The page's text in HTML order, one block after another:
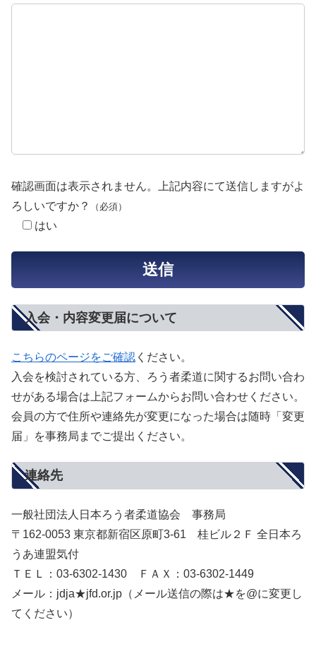
確認画面は表示されません。上記内容にて送信しますがよ
ろしいですか？
（必須）
はい
入会・内容変更届について
こちらのページをご確認 ください。
入会を検討されている方、ろう者柔道に関するお問い合わ
せがある場合は上記フォームからお問い合わせください。
会員の方で住所や連絡先が変更になった場合は随時「変更
届」を事務局までご提出ください。
連絡先
一般社団法人日本ろう者柔道協会 事務局
〒162-0053 東京都新宿区原町3-61 桂ビル２Ｆ 全日本ろ
うあ連盟気付
ＴＥＬ：03-6302-1430 ＦＡＸ：03-6302-1449
メール：jdja★jfd.or.jp（メール送信の際は★を@に変更し
てください）